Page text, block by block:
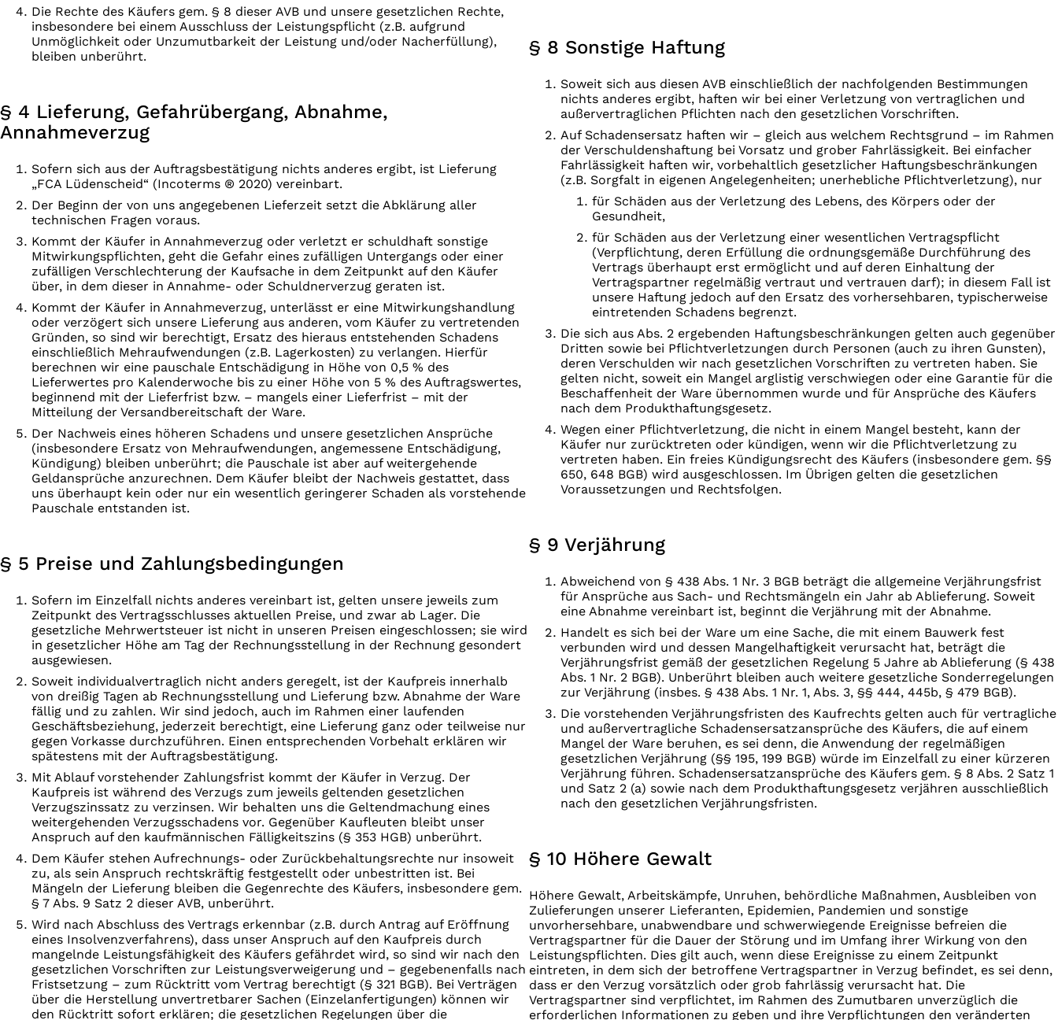
Die Rechte des Käufers gem. § 8 dieser AVB und unsere gesetzlichen Rechte,
insbesondere bei einem Ausschluss der Leistungspflicht (z.B. aufgrund
Unmöglichkeit oder Unzumutbarkeit der Leistung und/oder Nacherfüllung),
bleiben unberührt.
§ 4 Lieferung, Gefahrübergang, Abnahme,
Annahmeverzug
Sofern sich aus der Auftragsbestätigung nichts anderes ergibt, ist Lieferung
„FCA Lüdenscheid“ (Incoterms ® 2020) vereinbart.
Der Beginn der von uns angegebenen Lieferzeit setzt die Abklärung aller
technischen Fragen voraus.
Kommt der Käufer in Annahmeverzug oder verletzt er schuldhaft sonstige
Mitwirkungspflichten, geht die Gefahr eines zufälligen Untergangs oder einer
zufälligen Verschlechterung der Kaufsache in dem Zeitpunkt auf den Käufer
über, in dem dieser in Annahme- oder Schuldnerverzug geraten ist.
Kommt der Käufer in Annahmeverzug, unterlässt er eine Mitwirkungshandlung
oder verzögert sich unsere Lieferung aus anderen, vom Käufer zu vertretenden
Gründen, so sind wir berechtigt, Ersatz des hieraus entstehenden Schadens
einschließlich Mehraufwendungen (z.B. Lagerkosten) zu verlangen. Hierfür
berechnen wir eine pauschale Entschädigung in Höhe von 0,5 % des
Lieferwertes pro Kalenderwoche bis zu einer Höhe von 5 % des Auftragswertes,
beginnend mit der Lieferfrist bzw. – mangels einer Lieferfrist – mit der
Mitteilung der Versandbereitschaft der Ware.
Der Nachweis eines höheren Schadens und unsere gesetzlichen Ansprüche
(insbesondere Ersatz von Mehraufwendungen, angemessene Entschädigung,
Kündigung) bleiben unberührt; die Pauschale ist aber auf weitergehende
Geldansprüche anzurechnen. Dem Käufer bleibt der Nachweis gestattet, dass
uns überhaupt kein oder nur ein wesentlich geringerer Schaden als vorstehende
Pauschale entstanden ist.
§ 5 Preise und Zahlungsbedingungen
Sofern im Einzelfall nichts anderes vereinbart ist, gelten unsere jeweils zum
Zeitpunkt des Vertragsschlusses aktu­ellen Preise, und zwar ab Lager. Die
gesetzliche Mehrwertsteuer ist nicht in unseren Preisen eingeschlossen; sie wird
in gesetzlicher Höhe am Tag der Rechnungsstellung in der Rechnung gesondert
ausgewiesen.
Soweit individualvertraglich nicht anders geregelt, ist der Kaufpreis innerhalb
von dreißig Tagen ab Rechnungs­stellung und Lieferung bzw. Abnahme der Ware
fällig und zu zahlen. Wir sind jedoch, auch im Rahmen einer laufenden
Geschäftsbeziehung, jederzeit berechtigt, eine Lieferung ganz oder teilweise nur
gegen Vorkasse durchzu­führen. Einen entsprechenden Vorbehalt erklären wir
spätestens mit der Auftragsbestätigung.
Mit Ablauf vorstehender Zahlungsfrist kommt der Käufer in Verzug. Der
Kaufpreis ist während des Verzugs zum jeweils geltenden gesetzlichen
Verzugszinssatz zu verzinsen. Wir behalten uns die Geltendmachung eines
weitergehenden Verzugsschadens vor. Gegenüber Kaufleuten bleibt unser
Anspruch auf den kaufmännischen Fälligkeitszins (§ 353 HGB) unberührt.
Dem Käufer stehen Aufrechnungs- oder Zurückbehaltungsrechte nur insoweit
zu, als sein Anspruch rechtskräftig festgestellt oder unbestritten ist. Bei
Mängeln der Lieferung bleiben die Gegenrechte des Käufers, insbesondere gem.
§ 7 Abs. 9 Satz 2 dieser AVB, unberührt.
Wird nach Abschluss des Vertrags erkennbar (z.B. durch Antrag auf Eröffnung
eines Insolvenzverfahrens), dass unser Anspruch auf den Kaufpreis durch
mangelnde Leistungsfähigkeit des Käufers gefährdet wird, so sind wir nach den
gesetzlichen Vorschriften zur Leistungsverweigerung und – gegebenenfalls nach
Fristsetzung – zum Rücktritt vom Vertrag berechtigt (§ 321 BGB). Bei Verträgen
über die Herstellung unvertretbarer Sachen (Einzelanfertigungen) können wir
den Rücktritt sofort erklären; die gesetzlichen Regelungen über die
§ 8 Sonstige Haftung
Soweit sich aus diesen AVB einschließlich der nachfolgenden Bestimmungen
nichts anderes ergibt, haften wir bei einer Verletzung von vertraglichen und
außervertraglichen Pflichten nach den gesetzlichen Vorschriften.
Auf Schadensersatz haften wir – gleich aus welchem Rechtsgrund – im Rahmen
der Verschuldenshaftung bei Vorsatz und grober Fahrlässigkeit. Bei einfacher
Fahrlässigkeit haften wir, vorbehaltlich gesetzlicher Haftungsbeschränkungen
(z.B. Sorgfalt in eigenen Angelegenheiten; unerhebliche Pflichtverletzung), nur
für Schäden aus der Verletzung des Lebens, des Körpers oder der
Gesundheit,
für Schäden aus der Verletzung einer wesentlichen Vertragspflicht
(Verpflichtung, deren Erfüllung die ordnungsgemäße Durchführung des
Vertrags überhaupt erst ermöglicht und auf deren Einhaltung der
Vertragspartner regelmäßig vertraut und vertrauen darf); in diesem Fall ist
unsere Haftung jedoch auf den Ersatz des vorhersehbaren, typischerweise
eintretenden Schadens begrenzt.
Die sich aus Abs. 2 ergebenden Haftungsbeschränkungen gelten auch gegenüber
Dritten sowie bei Pflichtverletzungen durch Personen (auch zu ihren Gunsten),
deren Verschulden wir nach gesetzlichen Vorschriften zu vertreten haben. Sie
gelten nicht, soweit ein Mangel arglistig verschwiegen oder eine Garantie für die
Beschaffenheit der Ware übernommen wurde und für Ansprüche des Käufers
nach dem Produkthaftungsgesetz.
Wegen einer Pflichtverletzung, die nicht in einem Mangel besteht, kann der
Käufer nur zurücktreten oder kündigen, wenn wir die Pflichtverletzung zu
vertreten haben. Ein freies Kündigungsrecht des Käufers (insbesondere gem. §§
650, 648 BGB) wird ausgeschlossen. Im Übrigen gelten die gesetzlichen
Voraussetzungen und Rechtsfolgen.
§ 9 Verjährung
Abweichend von § 438 Abs. 1 Nr. 3 BGB beträgt die allgemeine Verjährungsfrist
für Ansprüche aus Sach- und Rechtsmängeln ein Jahr ab Ablieferung. Soweit
eine Abnahme vereinbart ist, beginnt die Verjährung mit der Abnahme.
Handelt es sich bei der Ware um eine Sache, die mit einem Bauwerk fest
verbunden wird und dessen Mangelhaftigkeit verursacht hat, beträgt die
Verjährungsfrist gemäß der gesetzlichen Regelung 5 Jahre ab Ablieferung (§ 438
Abs. 1 Nr. 2 BGB). Unberührt bleiben auch weitere gesetzliche Sonderregelungen
zur Verjährung (insbes. § 438 Abs. 1 Nr. 1, Abs. 3, §§ 444, 445b, § 479 BGB).
Die vorstehenden Verjährungsfristen des Kaufrechts gelten auch für vertragliche
und außervertragliche Schadensersatzansprüche des Käufers, die auf einem
Mangel der Ware beruhen, es sei denn, die Anwendung der regelmäßigen
gesetzlichen Verjährung (§§ 195, 199 BGB) würde im Einzelfall zu einer kürzeren
Verjährung führen. Schadensersatzansprüche des Käufers gem. § 8 Abs. 2 Satz 1
und Satz 2 (a) sowie nach dem Produkthaftungsgesetz verjähren ausschließlich
nach den gesetzlichen Verjährungsfristen.
§ 10 Höhere Gewalt
Höhere Gewalt, Arbeitskämpfe, Unruhen, behördliche Maßnahmen, Ausbleiben von
Zulieferungen unserer Lieferanten, Epidemien, Pandemien und sonstige
unvorhersehbare, unabwendbare und schwerwiegende Ereignisse befreien die
Vertragspartner für die Dauer der Störung und im Umfang ihrer Wirkung von den
Leistungspflichten. Dies gilt auch, wenn diese Ereignisse zu einem Zeitpunkt
eintreten, in dem sich der betroffene Vertragspartner in Verzug befindet, es sei denn,
dass er den Verzug vorsätzlich oder grob fahrlässig verursacht hat. Die
Vertragspartner sind verpflichtet, im Rahmen des Zumutbaren unverzüglich die
erforderlichen Informationen zu geben und ihre Verpflichtungen den veränderten